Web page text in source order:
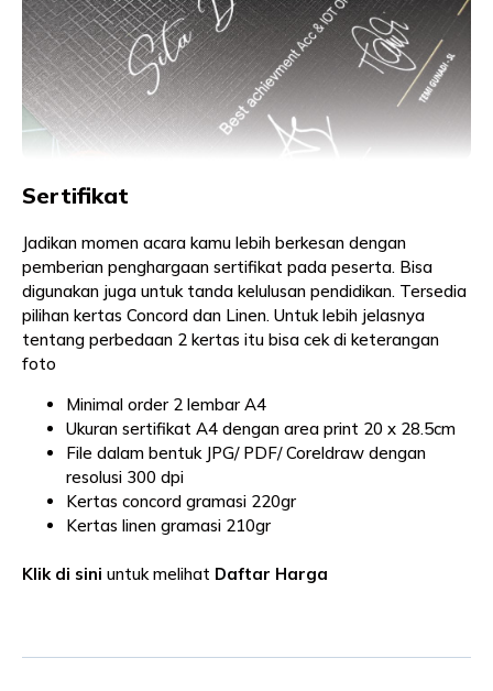
Sertifikat
Jadikan momen acara kamu lebih berkesan dengan
pemberian penghargaan sertifikat pada peserta. Bisa
digunakan juga untuk tanda kelulusan pendidikan. Tersedia
pilihan kertas Concord dan Linen. Untuk lebih jelasnya
tentang perbedaan 2 kertas itu bisa cek di keterangan
foto
Minimal order 2 lembar A4
Ukuran sertifikat A4 dengan area print 20 x 28.5cm
File dalam bentuk JPG/ PDF/ Coreldraw dengan
resolusi 300 dpi
Kertas concord gramasi 220gr
Kertas linen gramasi 210gr
Klik di sini untuk melihat Daftar Harga